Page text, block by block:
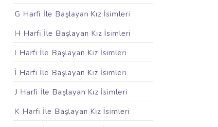
G Harfi İle Başlayan Kız İsimleri
H Harfi İle Başlayan Kız İsimleri
I Harfi İle Başlayan Kız İsimleri
İ Harfi İle Başlayan Kız İsimleri
J Harfi İle Başlayan Kız İsimleri
K Harfi İle Başlayan Kız İsimleri